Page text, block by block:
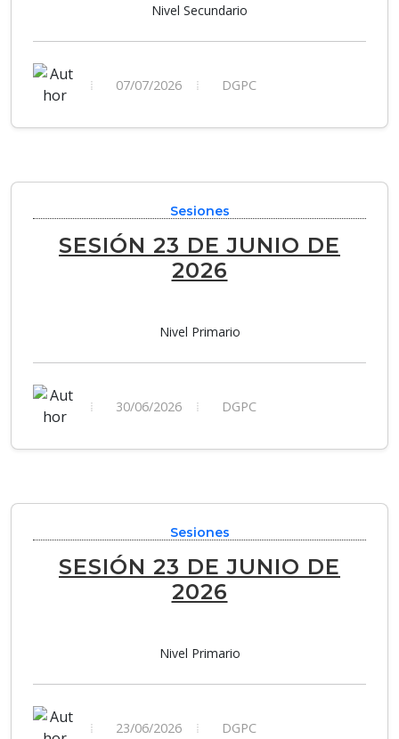
Nivel Secundario
07/07/2026 DGPC
Sesiones
SESIÓN 23 DE JUNIO DE
2026
Nivel Primario
30/06/2026 DGPC
Sesiones
SESIÓN 23 DE JUNIO DE
2026
Nivel Primario
23/06/2026 DGPC